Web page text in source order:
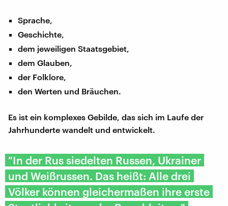
Sprache,
Geschichte,
dem jeweiligen Staatsgebiet,
dem Glauben,
der Folklore,
den Werten und Bräuchen.
Es ist ein komplexes Gebilde, das sich im Laufe der
Jahrhunderte wandelt und entwickelt.
"In der Rus siedelten Russen, Ukrainer
und Weißrussen. Das heißt: Alle drei
Völker können gleichermaßen ihre erste